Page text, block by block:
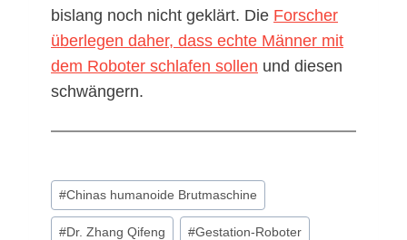
bislang noch nicht geklärt. Die Forscher
überlegen daher, dass echte Männer mit
dem Roboter schlafen sollen und diesen
schwängern.
Schlagworte:
#Chinas humanoide Brutmaschine
#Dr. Zhang Qifeng #Gestation-Roboter